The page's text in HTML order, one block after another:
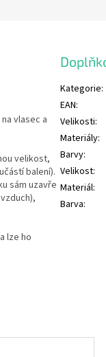
vlasec a
velikost,
balení).
sám uzavře
lze ho
Kategorie:
EAN:
Velikosti:
Materiály:
Barvy:
Velikost:
Materiál:
Barva: